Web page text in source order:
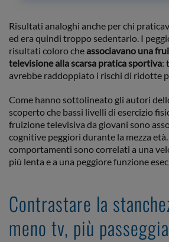
Risultati analoghi anche per chi
ed era quindi troppo sedentario. I
risultati coloro cheassociavano una
televisione alla scarsa pratica sportiva:
avrebbe raddoppiato i rischi di ridotte
Come hanno sottolineato gli autori
scoperto che bassi livelli di esercizio
fruizione televisiva da giovani sono
cognitive peggiori durante la mezza
comportamenti sono correlati a una
più lenta e a una peggiore funzione
Contrastare la
meno tv, più